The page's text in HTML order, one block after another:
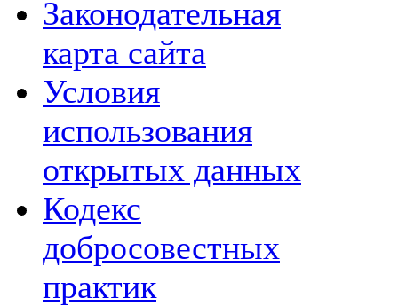
Законодательная
карта сайта
Условия
использования
открытых данных
Кодекс
добросовестных
практик